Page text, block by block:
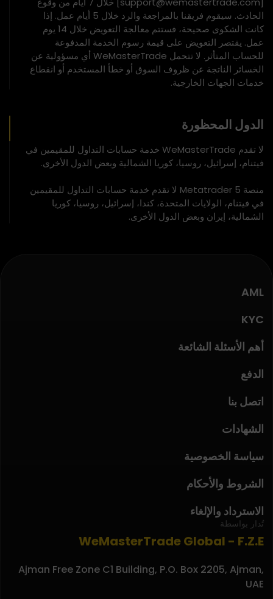
الحادث. سيقوم فريقنا بالمراجعة والرد خلال 5 أيام عمل. إذا
كانت الشكوى صحيحة، فستتم معالجة التعويض خلال 14 يوم
عمل. يقتصر التعويض على قيمة رسوم الخدمة المدفوعة
للحساب المتأثر. لا تتحمل WeMasterTrade أي مسؤولية عن
الخسائر الناتجة عن ظروف السوق أو خطأ المستخدم أو انقطاع
خدمات الجهات الخارجية.
الدول المحظورة
لا تقدم WeMasterTrade خدمة حسابات التداول للمقيمين في
فيتنام، إسرائيل، روسيا، كوريا الشمالية وبعض الدول الأخرى.
منصة Metatrader 5 لا تقدم خدمة حسابات التداول للمقيمين
في فيتنام، الولايات المتحدة، كندا، إسرائيل، روسيا، كوريا
الشمالية، إيران وبعض الدول الأخرى.
تُدار بواسطة
WeMasterTrade Global - F.Z.E
Ajman Free Zone C1 Building, P.O. Box 2205, Ajman,
UAE
AML
KYC
أهم الأسئلة الشائعة
الدفع
اتصل بنا
الشهادات
سياسة الخصوصية
الشروط والأحكام
الاسترداد والإلغاء